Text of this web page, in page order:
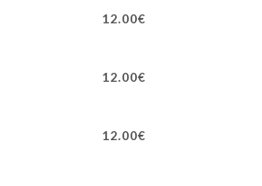
12.00€
12.00€
12.00€